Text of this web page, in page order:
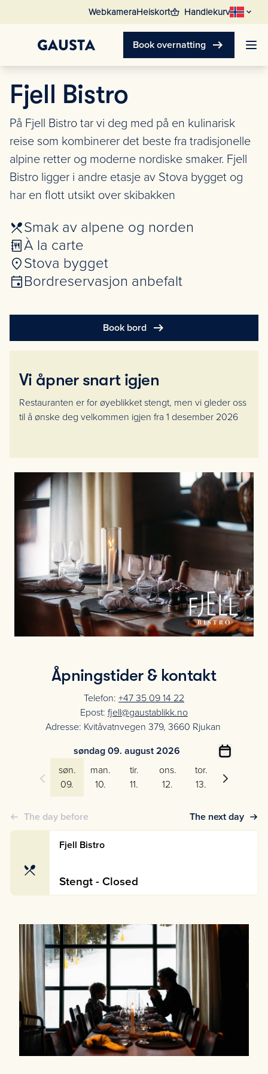
WebkameraHeiskortshopping_basket Handlekurv
Book overnatting arrow_right_alt
Fjell Bistro
På Fjell Bistro tar vi deg med på en kulinarisk
reise som kombinerer det beste fra tradisjonelle
alpine retter og moderne nordiske smaker. Fjell
Bistro ligger i andre etasje av Stova bygget og
har en flott utsikt over skibakken
Smak av alpene og norden
À la carte
Stova bygget
Bordreservasjon anbefalt
Book bord arrow_right_alt
Vi åpner snart igjen
Restauranten er for øyeblikket stengt, men vi gleder oss
til å ønske deg velkommen igjen fra 1 desember 2026
Åpningstider & kontakt
Telefon: +47 35 09 14 22
Epost: fjell@gaustablikk.no
Adresse: Kvitåvatnvegen 379, 3660 Rjukan
søndag 09. august 2026
søn.
09.
man.
10.
tir.
11.
ons.
12.
tor.
13.
The day before The next day
Fjell Bistro
Stengt - Closed